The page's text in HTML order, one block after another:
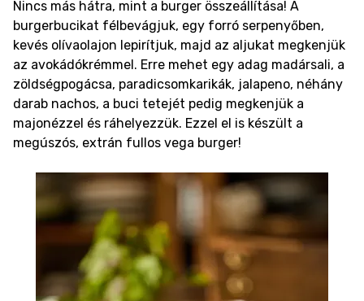
Nincs más hátra, mint a burger összeállítása! A
burgerbucikat félbevágjuk, egy forró serpenyőben,
kevés olívaolajon lepirítjuk, majd az aljukat megkenjük
az avokádókrémmel. Erre mehet egy adag madársali, a
zöldségpogácsa, paradicsomkarikák, jalapeno, néhány
darab nachos, a buci tetejét pedig megkenjük a
majonézzel és ráhelyezzük. Ezzel el is készült a
megúszós, extrán fullos vega burger!